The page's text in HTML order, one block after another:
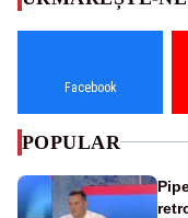
Facebook
POPULAR